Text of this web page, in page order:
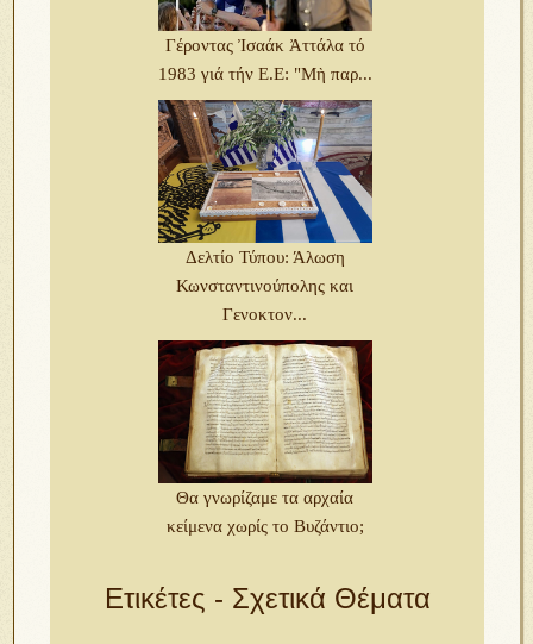
Γέροντας Ἰσαάκ Ἀττάλα τό
1983 γιά τήν Ε.Ε: "Μὴ παρ...
Δελτίο Τύπου: Άλωση
Κωνσταντινούπολης και
Γενοκτον...
Θα γνωρίζαμε τα αρχαία
κείμενα χωρίς το Βυζάντιο;
Ετικέτες - Σχετικά Θέματα